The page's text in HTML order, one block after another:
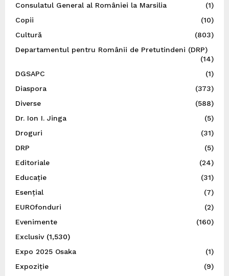
Consulatul General al României la Marsilia
(1)
Copii
(10)
Cultură
(803)
Departamentul pentru Românii de Pretutindeni (DRP)
(14)
DGSAPC
(1)
Diaspora
(373)
Diverse
(588)
Dr. Ion I. Jinga
(5)
Droguri
(31)
DRP
(5)
Editoriale
(24)
Educație
(31)
Esențial
(7)
EUROfonduri
(2)
Evenimente
(160)
Exclusiv(1,530)
Expo 2025 Osaka
(1)
Expoziție
(9)